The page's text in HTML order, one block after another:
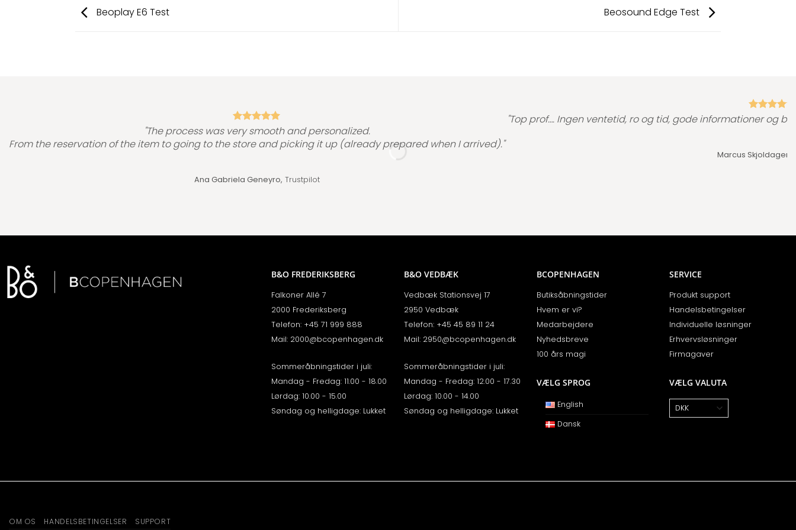
Beoplay E6 Test Beosound Edge Test
"The process was very smooth and personalized.
From the reservation of the item to going to the store and picking it up (already prepared when I arrived)."
Ana Gabriela Geneyro, Trustpilot
"Top prof…. Ingen ventetid, ro og tid, gode informationer og
Marcus Skjoldager,
B&O FREDERIKSBERG
Falkoner Allé 7
2000 Frederiksberg
Telefon: +45 71 999 888
Mail: 2000@bcopenhagen.dk
Sommeråbningstider i juli:
Mandag - Fredag: 11.00 - 18.00
Lørdag: 10.00 - 15.00
Søndag og helligdage: Lukket
B&O VEDBÆK
Vedbæk Stationsvej 17
2950 Vedbæk
Telefon: +45 45 89 11 24
Mail: 2950@bcopenhagen.dk
Sommeråbningstider i juli:
Mandag - Fredag: 12.00 - 17.30
Lørdag: 10.00 - 14.00
Søndag og helligdage: Lukket
BCOPENHAGEN
Butiksåbningstider
Hvem er vi?
Medarbejdere
Nyhedsbreve
100 års magi
VÆLG SPROG
English
Dansk
SERVICE
Produkt support
Handelsbetingelser
Individuelle løsninger
Erhvervsløsninger
Firmagaver
VÆLG VALUTA
OM OS HANDELSBETINGELSER SUPPORT